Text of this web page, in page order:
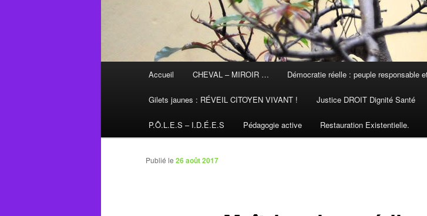
Accueil CHEVAL – MIROIR … Démocratie réelle : peuple responsable
Gilets jaunes : RÉVEIL CITOYEN VIVANT ! Justice DROIT Dignité Santé
P.Ô.L.E.S – I.D.É.E.S Pédagogie active Restauration Existentielle.
Publié le 26 août 2017